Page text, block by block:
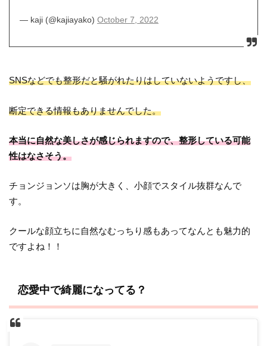
— kaji (@kajiayako) October 7, 2022
SNSなどでも整形だと騒がれたりはしていないようですし、
断定できる情報もありませんでした。
本当に自然な美しさが感じられますので、整形している可能
性はなさそう。
チョンジョンソは胸が大きく、小顔でスタイル抜群なんで
す。
クールな顔立ちに自然なむっちり感もあってなんとも魅力的
ですよね！！
恋愛中で綺麗になってる？